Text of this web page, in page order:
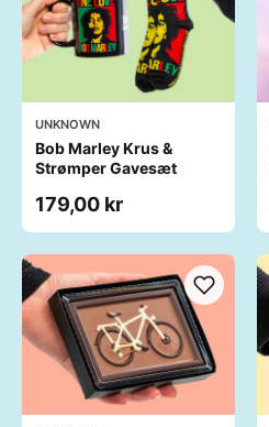
UNKNOWN
Bob Marley Krus &
Strømper Gavesæt
179,00 kr